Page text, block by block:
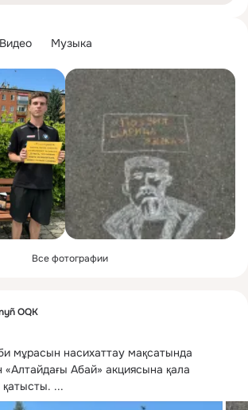
Видео Музыка
Все фотографии
OQK
мұрасын насихаттау мақсатында
Абай» акциясына қала
...